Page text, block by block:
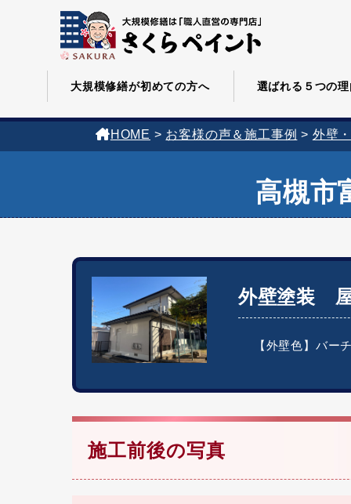
大規模修繕が初めての方へ 選ばれる５つの
HOME > お客様の声＆施工事例 > 外壁
高槻
外壁塗装
【外壁色】バ
施工前後の写真